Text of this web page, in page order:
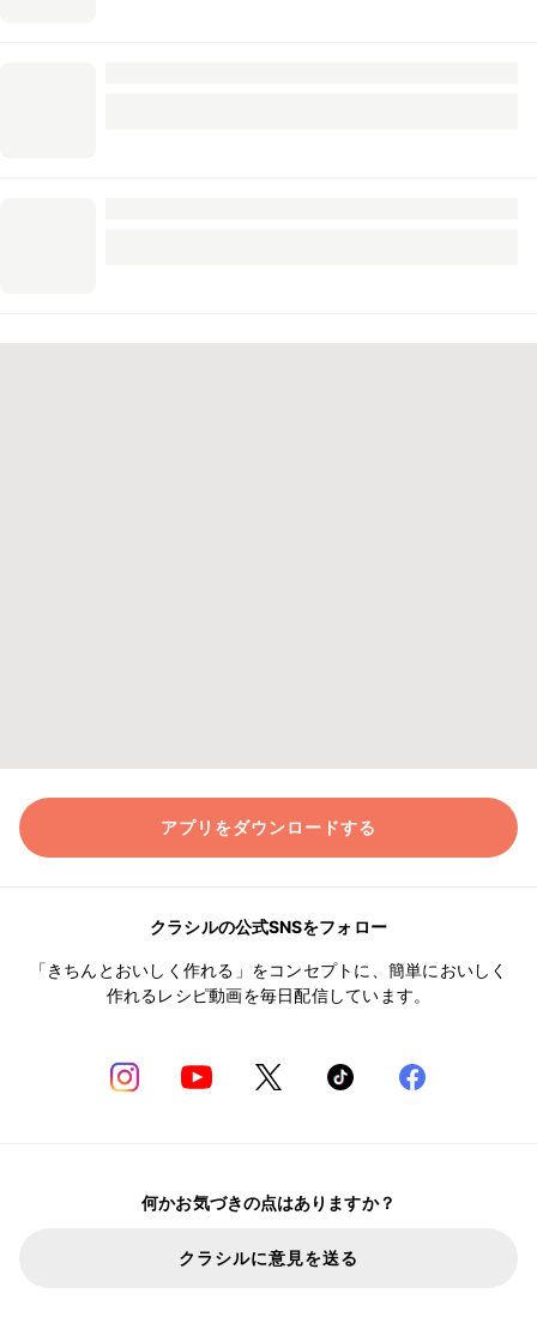
アプリをダウンロードする
クラシルの公式SNSをフォロー
「きちんとおいしく作れる」をコンセプトに、簡単においしく
作れるレシピ動画を毎日配信しています。
何かお気づきの点はありますか？
クラシルに意見を送る